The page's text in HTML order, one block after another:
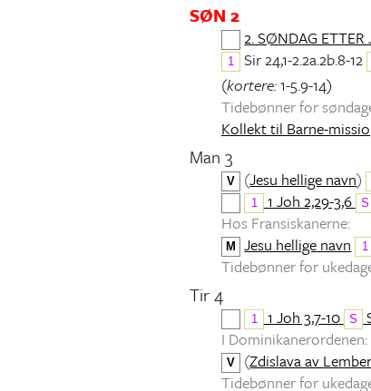
SØN 2
2. SØNDAG ETTER
1 Sir 24,1-2.2a.2b.8-12
(kortere:1-5.9-14)
Tidebønner for
Kollekt til Barne-missio
Man 3
V (Jesu hellige navn)
1 1 Joh 2,29-3,6 S
Hos Fransiskanerne:
M Jesu hellige navn 1
Tidebønner for
Tir 4
1 1 Joh 3,7-10 S
I Dominikanerordenen:
V (Zdislava av
Tidebønner for